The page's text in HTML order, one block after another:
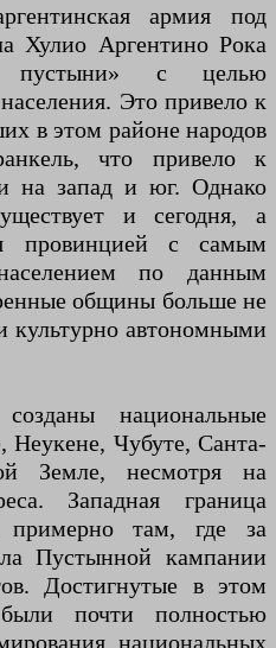
армия под
Хулио Аргентино Рока
пустыни» с целью
Это привело к
в этом районе народов
что привело к
на запад и юг. Однако
и сегодня, а
провинцией с самым
по данным
общины больше не
культурно автономными
национальные
Чубуте, Санта-
Земле, несмотря на
Западная граница
примерно там, где за
Пустынной кампании
Достигнутые в этом
почти полностью
национальных